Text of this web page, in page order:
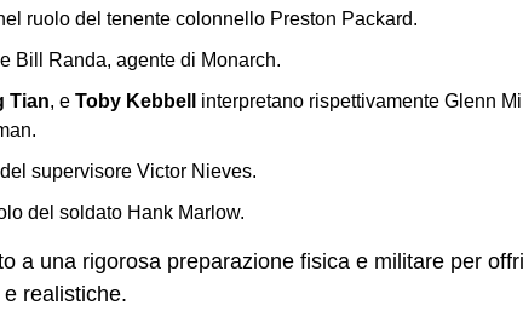
ruolo del tenente colonnello Preston Packard.
Bill Randa, agente di Monarch.
Tian, e Toby Kebbell
interpretano rispettivamente Glenn
supervisore Victor Nieves.
del soldato Hank Marlow.
a una rigorosa preparazione fisica e militare per
realistiche.